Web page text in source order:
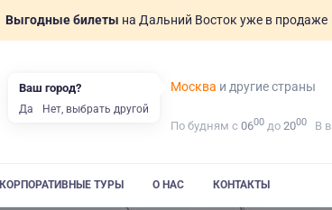
Выгодные билеты на Дальний Восток уже в продаже
Москва и другие страны
По будням с 0600 до 2000 В
КОРПОРАТИВНЫЕ ТУРЫ О НАС КОНТАКТЫ
Ваш город?
Да Нет, выбрать другой